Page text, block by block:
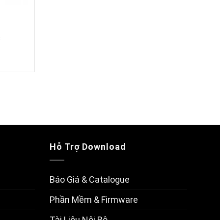
Hỗ Trợ Download
Báo Giá & Catalogue
Phần Mềm & Firmware